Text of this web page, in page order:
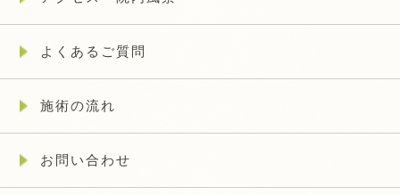
よくあるご質問
施術の流れ
お問い合わせ